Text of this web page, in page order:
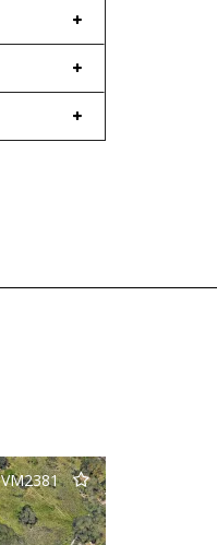
VM2381